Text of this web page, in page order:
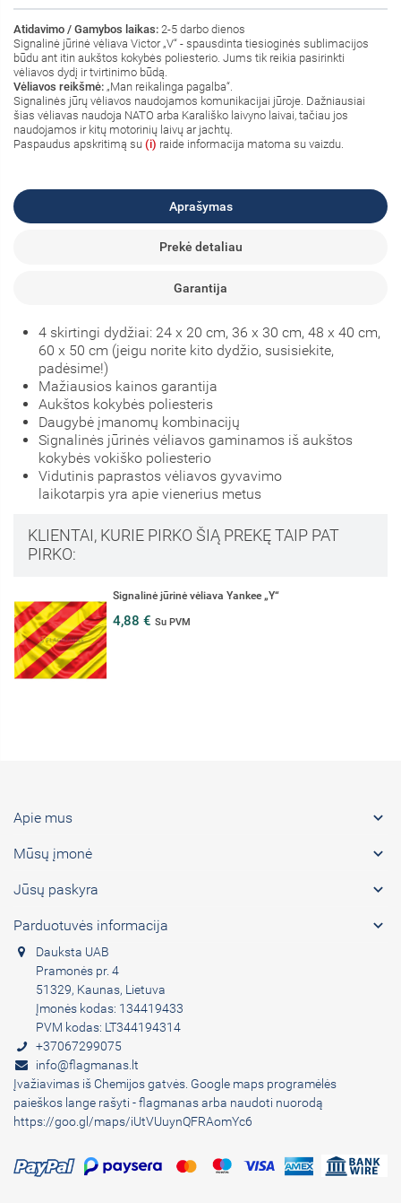
Atidavimo / Gamybos laikas: 2-5 darbo dienos
Signalinė jūrinė vėliava Victor„V“ - spausdinta tiesioginės sublimacijos
būdu ant itin aukštos kokybės poliesterio. Jums tik reikia pasirinkti
vėliavos dydį ir tvirtinimo būdą.
Vėliavos reikšmė: „Man reikalinga pagalba“
Signalinės jūrų vėliavos naudojamos komunikacijai jūroje. Dažniausiai
šias vėliavas naudoja NATO arba Karališko laivyno laivai, tačiau jos
naudojamos ir kitų motorinių laivų ar jachtų.
Paspaudus apskritimą su (i) raide informacija matoma su vaizdu.
Aprašymas
Prekė detaliau
Garantija
4 skirtingi dydžiai: 24 x 20 cm, 36 x 30 cm, 48 x 40 cm,
60 x 50 cm (jeigu norite kito dydžio, susisiekite,
padėsime!)
Mažiausios kainos garantija
Aukštos kokybės poliesteris
Daugybė įmanomų kombinacijų
Signalinės jūrinės vėliavos gaminamos iš aukštos
kokybės vokiško poliesterio
Vidutinis paprastos vėliavos gyvavimo
laikotarpis yra apie vienerius metus
KLIENTAI, KURIE PIRKO ŠIĄ PREKĘ TAIP PAT
PIRKO:
Signalinė jūrinė vėliava Yankee „Y“
4,88 € Su PVM
Apie mus 
Mūsų įmonė 
Jūsų paskyra 
Parduotuvės informacija 
Dauksta UAB
Pramonės pr. 4
51329, Kaunas, Lietuva
Įmonės kodas: 134419433
PVM kodas: LT344194314
+37067299075
info@flagmanas.lt
Įvažiavimas iš Chemijos gatvės. Google maps programėlės
paieškos lange rašyti - flagmanas arba naudoti nuorodą
https://goo.gl/maps/iUtVUuynQFRAomYc6